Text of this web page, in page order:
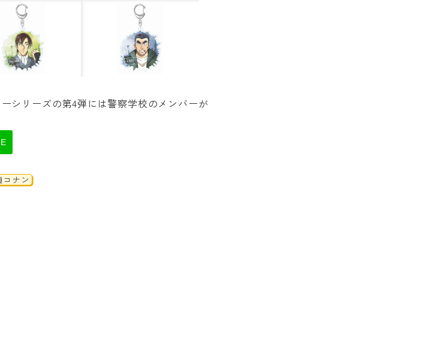
シリーズの第4弾には警察学校のメンバーが
ナン